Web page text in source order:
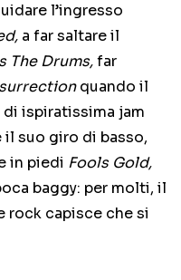
l’ingresso
a far saltare il
The Drums,far
quando il
ispiratissima jam
suo giro di basso,
in piedi Fools Gold,
baggy: per molti, il
rock capisce che si